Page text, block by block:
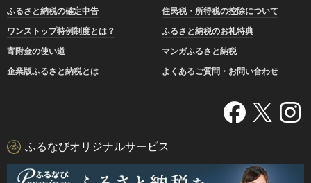
ふるさと納税の確定申告
住民税・所得税の控除について
ワンストップ特例制度とは？
ふるさと納税のお礼特典
寄附金の使い道
マンガふるさと納税
企業版ふるさと納税とは
よくあるご質問・お問い合わせ
ふるなびオリジナルサービス